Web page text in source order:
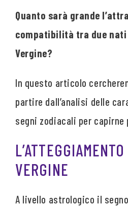
Quanto sarà grande
compatibilità tra due
Vergine?
In questo articolo
partire dall’analisi delle
segni zodiacali per
VERGINE
A livello astrologico il